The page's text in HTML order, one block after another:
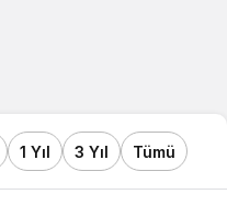
1 Yıl 3 Yıl Tümü